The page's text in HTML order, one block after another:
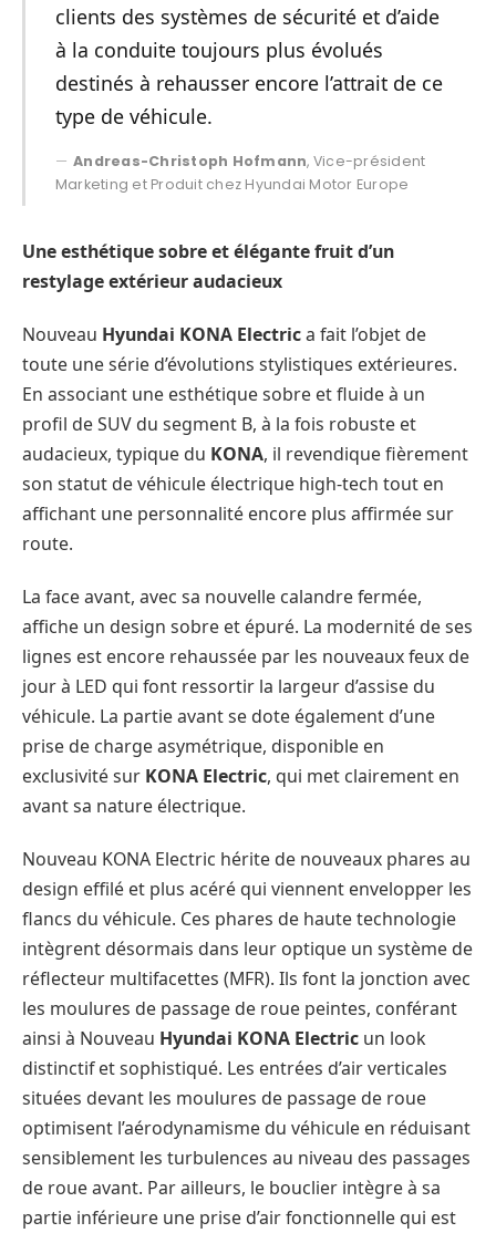
clients des systèmes de sécurité et d’aide
à la conduite toujours plus évolués
destinés à rehausser encore l’attrait de ce
type de véhicule.
Andreas-Christoph Hofmann, Vice-président
Marketing et Produit chez Hyundai Motor Europe
Une esthétique sobre et élégante fruit d’un
restylage extérieur audacieux
Nouveau Hyundai KONA Electrica fait l’objet de
toute une série d’évolutions stylistiques extérieures.
En associant une esthétique sobre et fluide à un
profil de SUV du segment B, à la fois robuste et
audacieux, typique du KONA, il revendique fièrement
son statut de véhicule électrique high-tech tout en
affichant une personnalité encore plus affirmée sur
route.
La face avant, avec sa nouvelle calandre fermée,
affiche un design sobre et épuré. La modernité de ses
lignes est encore rehaussée par les nouveaux feux de
jour à LED qui font ressortir la largeur d’assise du
véhicule. La partie avant se dote également d’une
prise de charge asymétrique, disponible en
exclusivité sur KONA Electric, qui met clairement en
avant sa nature électrique.
Nouveau KONA Electric hérite de nouveaux phares au
design effilé et plus acéré qui viennent envelopper les
flancs du véhicule. Ces phares de haute technologie
intègrent désormais dans leur optique un système de
réflecteur multifacettes (MFR). Ils font la jonction avec
les moulures de passage de roue peintes, conférant
ainsi à Nouveau Hyundai KONA Electric un look
distinctif et sophistiqué. Les entrées d’air verticales
situées devant les moulures de passage de roue
optimisent l’aérodynamisme du véhicule en réduisant
sensiblement les turbulences au niveau des passages
de roue avant. Par ailleurs, le bouclier intègre à sa
partie inférieure une prise d’air fonctionnelle qui est